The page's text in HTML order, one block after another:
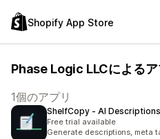
Shopify App Store
Phase Logic LLCによるア
1個のアプリ
ShelfCopy ‑ AI
Free trial available
Generate descriptions, meta